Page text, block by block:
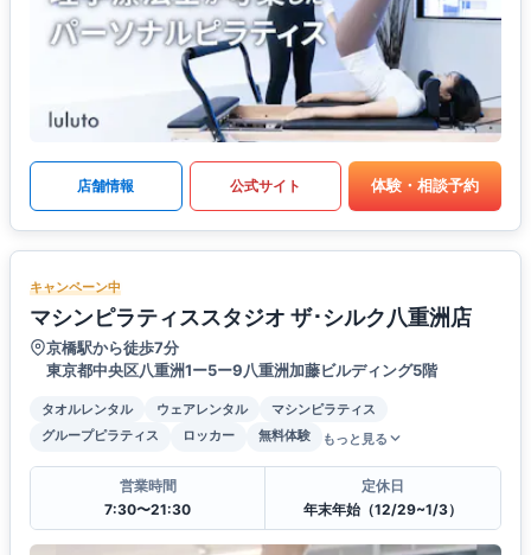
店舗情報 公式サイト 体験・相談予約
キャンペーン中
マシンピラティススタジオ ザ･シルク八重洲店
京橋駅から徒歩7分
東京都中央区八重洲1ー5ー9八重洲加藤ビルディング5階
タオルレンタル ウェアレンタル
マシンピラティス
グループピラティス
ロッカー 無料体験 もっと見る
営業時間
7:30〜21:30
定休日
年末年始（12/29~1/3）